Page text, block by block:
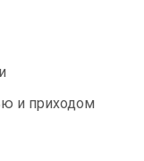
и приходом